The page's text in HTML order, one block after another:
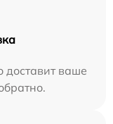
доставит ваше